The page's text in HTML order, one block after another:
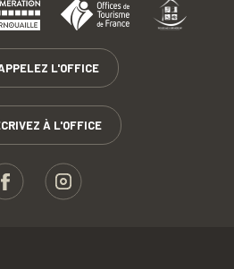
L'OFFICE
À L'OFFICE